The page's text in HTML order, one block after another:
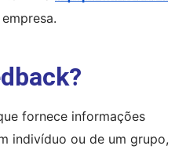
fornece informações
indivíduo ou de um grupo,